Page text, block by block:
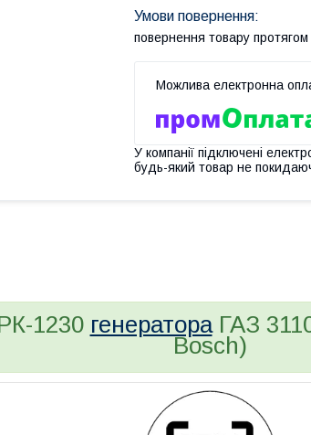
повернення товару протягом
У компанії підключені
будь-який товар не
1230 генератораГАЗ
Bosch)